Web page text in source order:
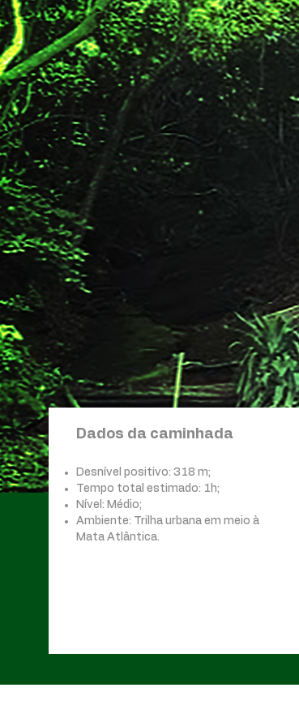
Dados da caminhada
Desnível positivo: 318 m;
Tempo total estimado: 1h;
Nível: Médio;
Ambiente: Trilha urbana em meio à
Mata Atlântica.